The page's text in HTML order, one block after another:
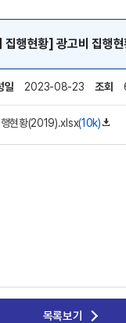
집행현황] 광고비 집행
일 2023-08-23 조회
현황(2019).xlsx(10k)
목록보기